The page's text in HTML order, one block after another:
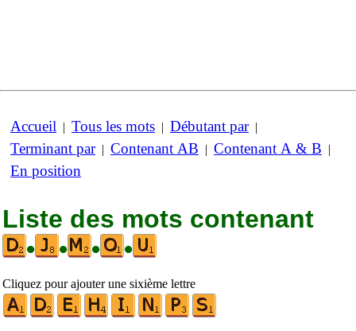
Accueil | Tous les mots | Débutant par|
Terminant par| Contenant AB | Contenant A & B |
En position
Liste des mots contenant
•
• • •
Cliquez pour ajouter une sixième lettre